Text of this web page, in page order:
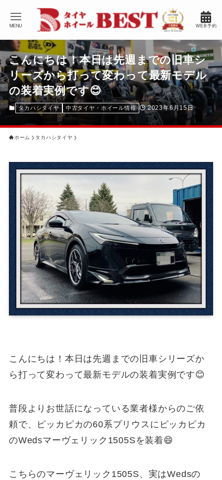
WEB予約
MENU
こんにちは！本日は先週までの旧車シ
リーズから打って変わって最新モデル
の装着実例です😊
タカハシタイヤ 中古タイヤ・ホイール情報 2023年6月15日
ホーム タカハシタイヤ
こんにちは！本日は先週までの旧車シリーズか
ら打って変わって最新モデルの装着実例です😊
普段よりお世話になっている業者様からのご依
頼で、ピッカピカの60系プリウスにピッカピカ
のWedsマーヴェリック1505Sを装着😄
こちらのマーヴェリック1505S、実はWedsの